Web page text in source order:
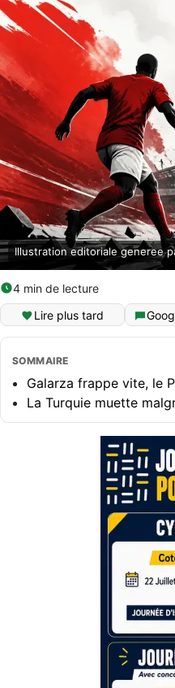
Illustration editoriale generee
4 min de lecture
Lire plus tard
SOMMAIRE
Galarza frappe vite, le
La Turquie muette